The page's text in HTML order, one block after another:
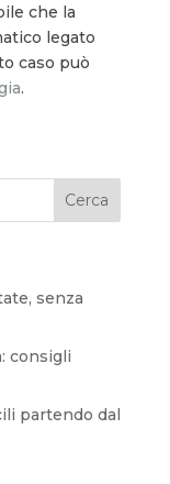
che la
legato
caso può
.
senza
consigli
partendo dal